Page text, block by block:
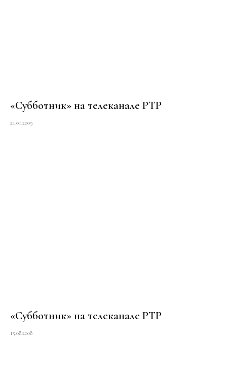
«Субботник» на телеканале РТР
21.01.2009
«Субботник» на телеканале РТР
15.08.2008